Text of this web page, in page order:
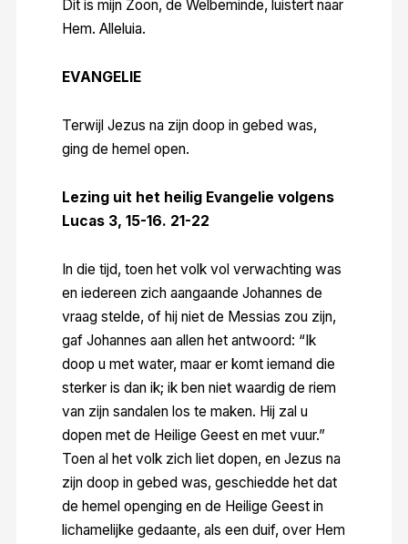
Dit is mijn Zoon, de Welbeminde, luistert naar
Hem. Alleluia.
EVANGELIE
Terwijl Jezus na zijn doop in gebed was,
ging de hemel open.
Lezing uit het heilig Evangelie volgens
Lucas 3, 15-16. 21-22
In die tijd, toen het volk vol verwachting was
en iedereen zich aangaande Johannes de
vraag stelde, of hij niet de Messias zou zijn,
gaf Johannes aan allen het antwoord: “Ik
doop u met water, maar er komt iemand die
sterker is dan ik; ik ben niet waardig de riem
van zijn sandalen los te maken. Hij zal u
dopen met de Heilige Geest en met vuur.”
Toen al het volk zich liet dopen, en Jezus na
zijn doop in gebed was, geschiedde het dat
de hemel openging en de Heilige Geest in
lichamelijke gedaante, als een duif, over Hem